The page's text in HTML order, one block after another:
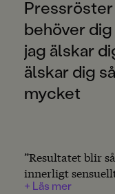
att gråta åt,
Slutet ska
behöver
jag älskar
älskar dig
mycket
”Resultatet blir
innerligt
+ Läs mer